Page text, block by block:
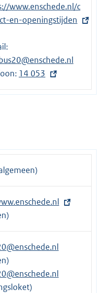
x
t
n
e
l
www.enschede.nl/c
en-openingstijden
E
x
e
l
k
14 053